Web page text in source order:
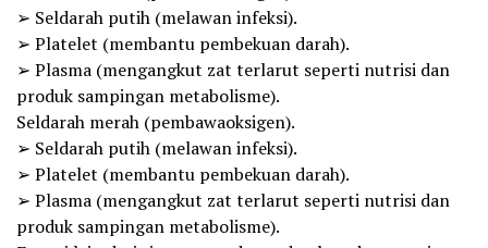
➢ Seldarah putih (melawan infeksi).
➢ Platelet (membantu pembekuan darah).
➢ Plasma (mengangkut zat terlarut seperti nutrisi dan
produk sampingan metabolisme).
Seldarah merah (pembawaoksigen).
➢ Seldarah putih (melawan infeksi).
➢ Platelet (membantu pembekuan darah).
➢ Plasma (mengangkut zat terlarut seperti nutrisi dan
produk sampingan metabolisme).